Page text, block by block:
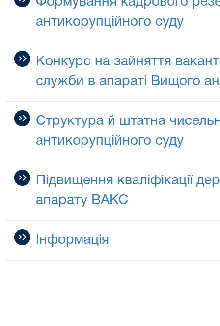
антикорупційного суду
Конкурс на зайняття
служби в апараті Вищого
Структура й штатна
антикорупційного суду
Підвищення кваліфікації
апарату ВАКС
Інформація